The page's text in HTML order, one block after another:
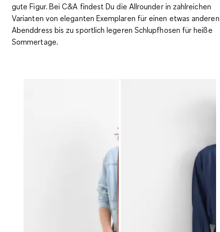
gute Figur. Bei C&A findest Du die Allrounder in zahlreichen
Varianten von eleganten Exemplaren für einen etwas anderen
Abenddress bis zu sportlich legeren Schlupfhosen für heiße
Sommertage.